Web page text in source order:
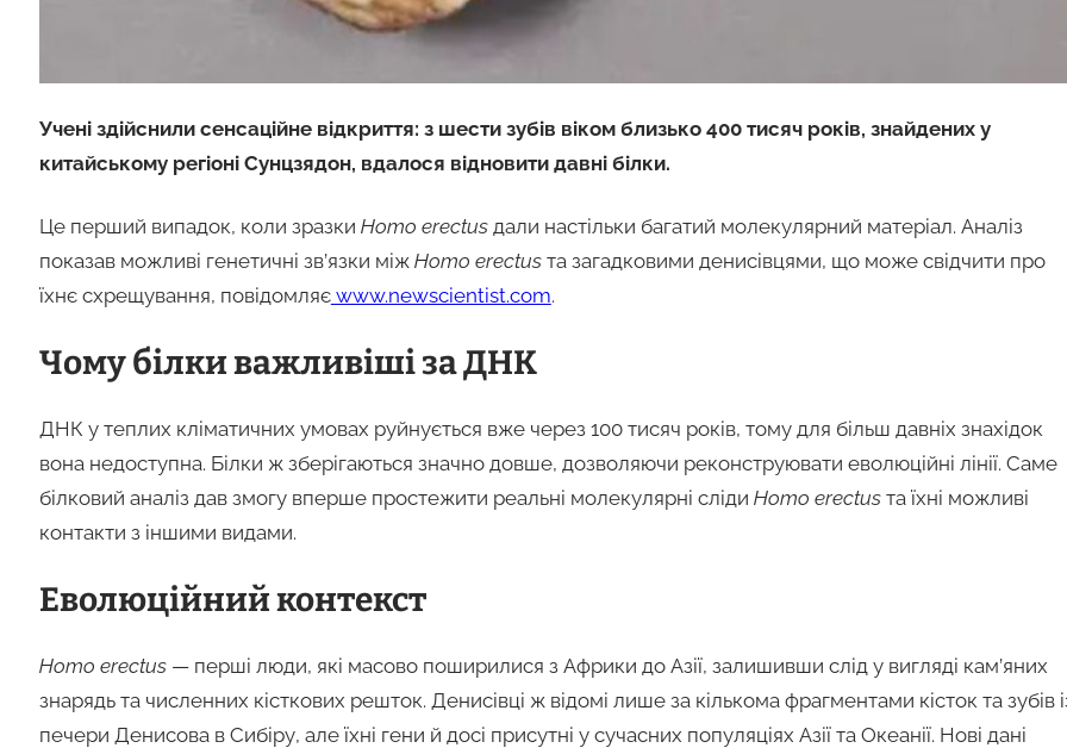
Учені здійснили сенсаційне відкриття: з шести зубів віком близько 400 тисяч років, знайдених у
китайському регіоні Сунцзядон, вдалося відновити давні білки.
Це перший випадок, коли зразки Homo erectusдали настільки багатий молекулярний матеріал. Аналіз
показав можливі генетичні зв’язки між Homo erectusта загадковими денисівцями, що може свідчити про
їхнє схрещування, повідомляєwww.newscientist.com.
Чому білки важливіші за ДНК
ДНК у теплих кліматичних умовах руйнується вже через 100 тисяч років, тому для більш давніх знахідок
вона недоступна. Білки ж зберігаються значно довше, дозволяючи реконструювати еволюційні лінії. Саме
білковий аналіз дав змогу вперше простежити реальні молекулярні сліди Homo erectusта їхні можливі
контакти з іншими видами.
Еволюційний контекст
Homo erectus— перші люди, які масово поширилися з Африки до Азії, залишивши слід у вигляді кам’яних
знарядь та численних кісткових решток. Денисівці ж відомі лише за кількома фрагментами кісток та зубів
печери Денисова в Сибіру, але їхні гени й досі присутні у сучасних популяціях Азії та Океанії. Нові дані